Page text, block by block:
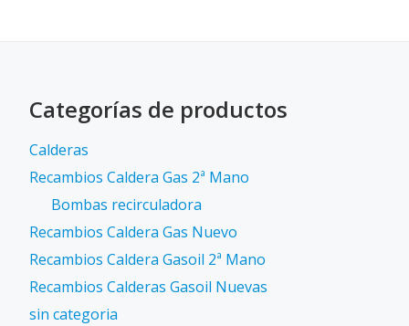
Categorías de productos
Calderas
Recambios Caldera Gas 2ª Mano
Bombas recirculadora
Recambios Caldera Gas Nuevo
Recambios Caldera Gasoil 2ª Mano
Recambios Calderas Gasoil Nuevas
sin categoria